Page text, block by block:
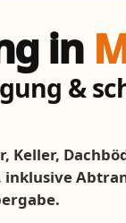
in
&
Keller,
inklusive